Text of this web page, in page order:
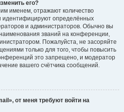
его?
именем, отражают количество
идентифицируют определённых
и администраторов. Обычно вы
званий на конференции,
Пожалуйста, не засоряйте
только для того, чтобы повысить
это запрещено, и модератор
вашего счётчика сообщений.
от меня требуют войти на